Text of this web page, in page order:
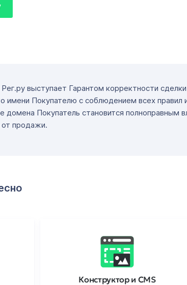
выступает Гарантом корректности
имени Покупателю с соблюдением всех правил
домена Покупатель становится полноправным
продажи.
Конструктор и CMS